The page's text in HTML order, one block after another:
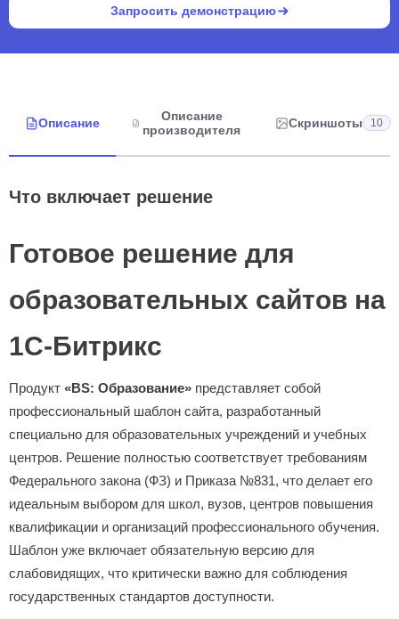
Запросить демонстрацию
Описание
Описание
производителя
Скриншоты 10
Что включает решение
Готовое решение для
образовательных сайтов на
1С-Битрикс
Продукт «BS: Образование» представляет собой
профессиональный шаблон сайта, разработанный
специально для образовательных учреждений и учебных
центров. Решение полностью соответствует требованиям
Федерального закона (ФЗ) и Приказа №831, что делает его
идеальным выбором для школ, вузов, центров повышения
квалификации и организаций профессионального обучения.
Шаблон уже включает обязательную версию для
слабовидящих, что критически важно для соблюдения
государственных стандартов доступности.